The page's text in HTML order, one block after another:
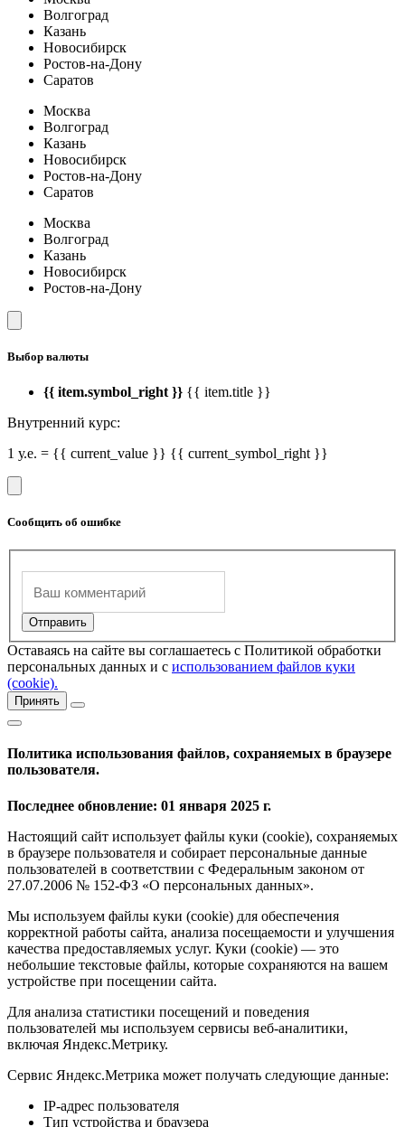
Волгоград
Казань
Новосибирск
Ростов-на-Дону
Саратов
Москва
Волгоград
Казань
Новосибирск
Ростов-на-Дону
Саратов
Москва
Волгоград
Казань
Новосибирск
Ростов-на-Дону
Выбор валюты
{{ item.symbol_right }} {{ item.title }}
Внутренний курс:
1 у.е. = {{ current_value }} {{ current_symbol_right }}
Сообщить об ошибке
Оставаясь на сайте вы соглашаетесь с Политикой обработки
персональных данных и с использованием файлов куки
(cookie).
Принять
Политика использования файлов, сохраняемых в браузере
пользователя.
Последнее обновление: 01 января 2025 г.
Настоящий сайт использует файлы куки (cookie), сохраняемых
в браузере пользователя и собирает персональные данные
пользователей в соответствии с Федеральным законом от
27.07.2006 № 152-ФЗ «О персональных данных».
Мы используем файлы куки (cookie) для обеспечения
корректной работы сайта, анализа посещаемости и улучшения
качества предоставляемых услуг. Куки (cookie) — это
небольшие текстовые файлы, которые сохраняются на вашем
устройстве при посещении сайта.
Для анализа статистики посещений и поведения
пользователей мы используем сервисы веб-аналитики,
включая Яндекс.Метрику.
Сервис Яндекс.Метрика может получать следующие данные:
IP-адрес пользователя
Тип устройства и браузера